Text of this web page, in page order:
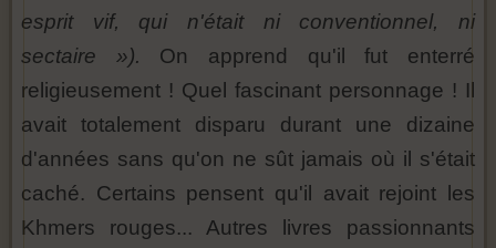
esprit vif, qui n'était ni conventionnel, ni
sectaire »). On apprend qu'il fut enterré
religieusement ! Quel fascinant personnage ! Il
avait totalement disparu durant une dizaine
d'années sans qu'on ne sût jamais où il s'était
caché. Certains pensent qu'il avait rejoint les
Khmers rouges... Autres livres passionnants